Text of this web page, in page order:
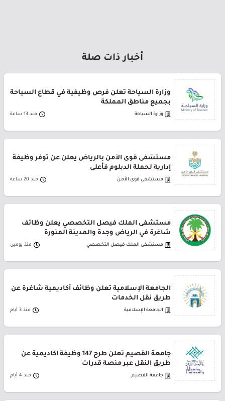
أخبار ذات صلة
وزارة السياحة تعلن فرص وظيفية في قطاع السياحة
بجميع مناطق المملكة
وزارة السياحة منذ 13 ساعة
مستشفى قوى الأمن بالرياض يعلن عن توفر وظيفة
إدارية لحملة الدبلوم فأعلى
مستشفى قوى الأمن منذ 20 ساعة
مستشفى الملك فيصل التخصصي يعلن وظائف
شاغرة في الرياض وجدة والمدينة المنورة
مستشفى الملك فيصل التخصصي منذ يومين
الجامعة الإسلامية تعلن وظائف أكاديمية شاغرة عن
طريق نقل الخدمات
الجامعة الإسلامية منذ 3 أيام
جامعة القصيم تعلن طرح 147 وظيفة أكاديمية عن
طريق النقل عبر منصة قدرات
جامعة القصيم منذ 4 أيام